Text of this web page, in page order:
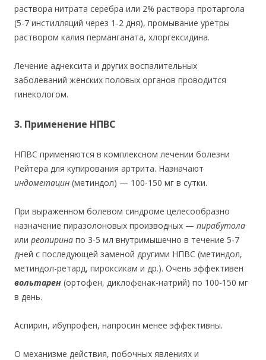
раствора нитрата серебра или 2% раствора протаргола
(5-7 инстилляций через 1-2 дня), промывание уретры
раствором калия перманганата, хлоргексидина.
Лечение аднексита и других воспалительных
заболеваний женских половых органов проводится
гинекологом.
3. Применение НПВС
НПВС применяются в комплексном лечении болезни
Рейтера для купирования артрита. Назначают
индометацин (метиндол) — 100-150 мг в сутки.
При выраженном болевом синдроме целесообразно
назначение пиразолоновых производных — пирабутола
или реопирина по 3-5 мл внутримышечно в течение 5-7
дней с последующей заменой другими НПВС (метиндол,
метиндол-ретард, пироксикам и др.). Очень эффективен
вольтарен (ортофен, диклофенак-натрий) по 100-150 мг
в день.
Аспирин, ибупрофен, напросин менее эффективны.
О механизме действия, побочных явлениях и